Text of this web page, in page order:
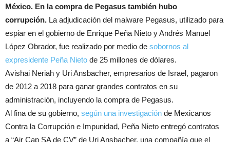
México. En la compra de Pegasus también hubo
corrupción. La adjudicación del malware Pegasus, utilizado para
espiar en el gobierno de Enrique Peña Nieto y Andrés Manuel
López Obrador, fue realizado por medio de sobornos al
expresidente Peña Nieto de 25 millones de dólares.
Avishai Neriah y Uri Ansbacher, empresarios de Israel, pagaron
de 2012 a 2018 para ganar grandes contratos en su
administración, incluyendo la compra de Pegasus.
Al fina de su gobierno, según una investigación de Mexicanos
Contra la Corrupción e Impunidad, Peña Nieto entregó contratos
a “Air Cap SA de CV” de Uri Ansbacher, una compañía que el